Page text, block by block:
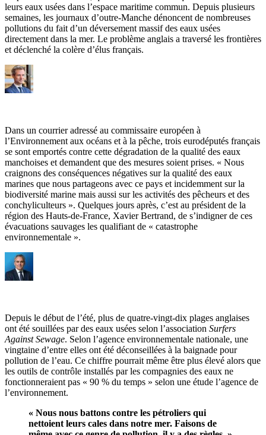
leurs eaux usées dans l’espace maritime commun. Depuis plusieurs
semaines, les journaux d’outre-Manche dénoncent de nombreuses
pollutions du fait d’un déversement massif des eaux usées
directement dans la mer. Le problème anglais a traversé les frontières
et déclenché la colère d’élus français.
Dans un courrier adressé au commissaire européen à
l’Environnement aux océans et à la pêche, trois eurodéputés français
se sont emportés contre cette dégradation de la qualité des eaux
manchoises et demandent que des mesures soient prises. « Nous
craignons des conséquences négatives sur la qualité des eaux
marines que nous partageons avec ce pays et incidemment sur la
biodiversité marine mais aussi sur les activités des pêcheurs et des
conchyliculteurs ». Quelques jours après, c’est au président de la
région des Hauts-de-France, Xavier Bertrand, de s’indigner de ces
évacuations sauvages les qualifiant de « catastrophe
environnementale ».
Depuis le début de l’été, plus de quatre-vingt-dix plages anglaises
ont été souillées par des eaux usées selon l’association Surfers
Against Sewage. Selon l’agence environnementale nationale, une
vingtaine d’entre elles ont été déconseillées à la baignade pour
pollution de l’eau. Ce chiffre pourrait même être plus élevé alors que
les outils de contrôle installés par les compagnies des eaux ne
fonctionneraient pas « 90 % du temps » selon une étude l’agence de
l’environnement.
« Nous nous battons contre les pétroliers qui
nettoient leurs cales dans notre mer. Faisons de